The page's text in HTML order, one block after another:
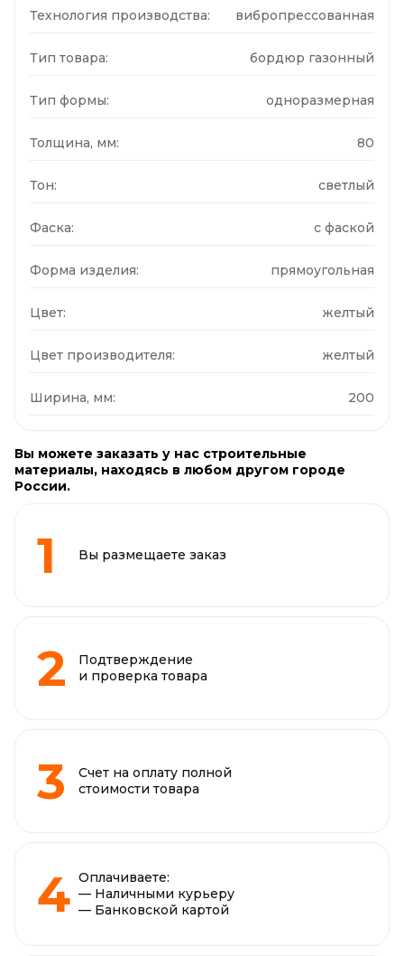
Технология производства: вибропрессованная
Тип товара: бордюр газонный
Тип формы: одноразмерная
Толщина, мм: 80
Тон: светлый
Фаска: с фаской
Форма изделия: прямоугольная
Цвет: желтый
Цвет производителя: желтый
Ширина, мм: 200
Вы можете заказать у нас строительные
материалы, находясь в любом другом городе
России.
Вы размещаете заказ
Подтверждение
и проверка товара
Счет на оплату полной
стоимости товара
Оплачиваете:
— Наличными курьеру
— Банковской картой